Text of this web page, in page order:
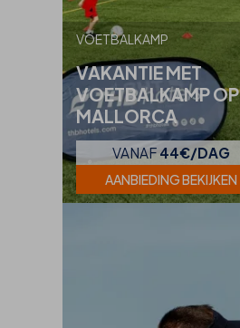
VOETBALKAMP
VAKANTIE MET
VOETBALKAMP OP
MALLORCA
VANAF 44€/DAG
AANBIEDING BEKIJKEN